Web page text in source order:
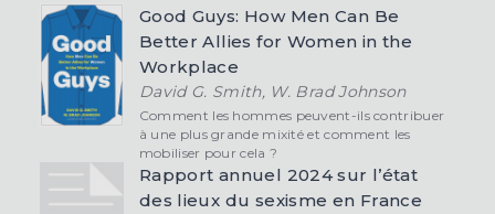
Good Guys: How Men Can Be
Better Allies for Women in the
Workplace
David G. Smith, W. Brad Johnson
Comment les hommes peuvent-ils contribuer
à une plus grande mixité et comment les
mobiliser pour cela ?
Rapport annuel 2024 sur l’état
des lieux du sexisme en France